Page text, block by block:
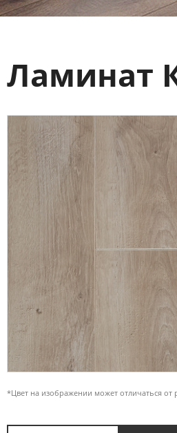
Ламинат
*Цвет на изображении может отличаться от